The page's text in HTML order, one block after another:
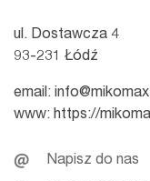
ul. Dostawcza 4
93-231 Łódź
email:
www: https://
Napisz do nas